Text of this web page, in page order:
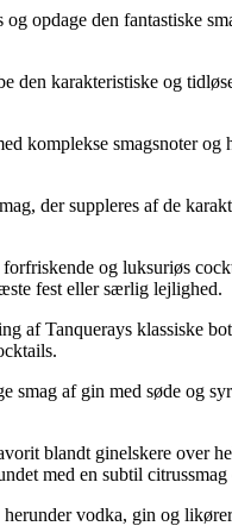
opdage den fantastiske
karakteristiske og
komplekse smagsnoter
der suppleres af de
og luksuriøs
fest eller særlig lejlighed.
af Tanquerays klassiske
smag af gin med søde og
blandt ginelskere over
med en subtil
vodka, gin og